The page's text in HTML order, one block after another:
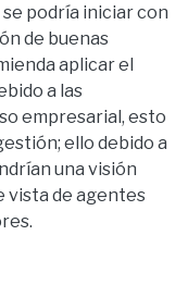
podría iniciar con
de buenas
aplicar el
a las
empresarial, esto
ello debido a
una visión
vista de agentes